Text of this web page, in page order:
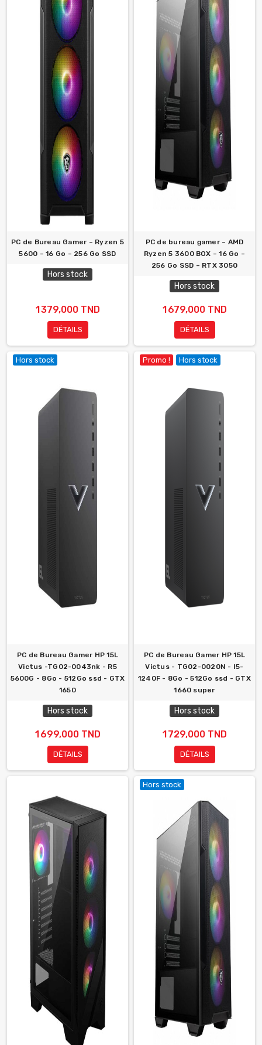
PC de Bureau Gamer – Ryzen 5
5600 – 16 Go – 256 Go SSD
Hors stock
1 379,000 TND
DÉTAILS
PC de bureau gamer – AMD
Ryzen 5 3600 BOX – 16 Go –
256 Go SSD – RTX 3050
Hors stock
1 679,000 TND
DÉTAILS
Hors stock
PC de Bureau Gamer HP 15L
Victus -TG02-0043nk - R5
5600G - 8Go - 512Go ssd - GTX
1650
Hors stock
1 699,000 TND
DÉTAILS
Promo ! Hors stock
PC de Bureau Gamer HP 15L
Victus - TG02-0020N - I5-
1240F - 8Go - 512Go ssd - GTX
1660 super
Hors stock
1 729,000 TND
DÉTAILS
Hors stock